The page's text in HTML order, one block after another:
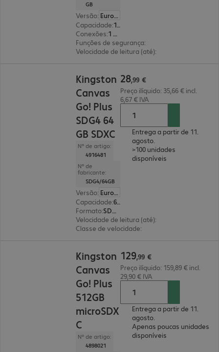
GB
Versão:
Europa
Capacidade: 128 GB
Conexões:
1 x USB 3.2 tipo A
Funções de segurança:
Velocidade de leitura (até):
Kingston
Canvas
Go! Plus
SDG4 64
GB SDXC
Nº de artigo:
4916481
Nº de
fabricante:
SDG4/64GB
Versão:
Europa
Capacidade: 64 GB
Formato:
SDXC
Velocidade de leitura (até):
Classe de velocidade:
28,99 €
Preço ilíquido: 35,66 € incl.
6,67 € IVA
Entrega a partir de 11.
agosto.
>100 unidades
disponíveis
Kingston
Canvas
Go! Plus
512GB
microSDX
C
Nº de artigo:
4898021
129,99 €
Preço ilíquido: 159,89 € incl.
29,90 € IVA
Entrega a partir de 11.
agosto.
Apenas poucas unidades
disponíveis